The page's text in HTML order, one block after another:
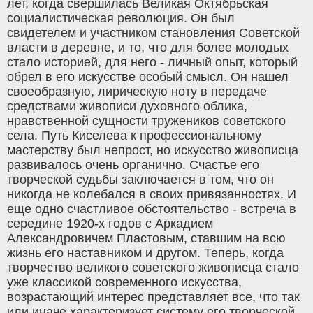
лет, когда свершилась Великая Октябрьская
социалистическая революция. Он был
свидетелем и участником становления Советской
власти в деревне, и то, что для более молодых
стало историей, для него - личный опыт, который
обрел в его искусстве особый смысл. Он нашел
своеобразную, лирическую ноту в передаче
средствами живописи духовного облика,
нравственной сущности тружеников советского
села. Путь Киселева к профессиональному
мастерству был непрост, но искусство живописца
развивалось очень органично. Счастье его
творческой судьбы заключается в том, что он
никогда не колебался в своих привязанностях. И
еще одно счастливое обстоятельство - встреча в
середине 1920-х годов с Аркадием
Александровичем Пластовым, ставшим на всю
жизнь его наставником и другом. Теперь, когда
творчество великого советского живописца стало
уже классикой современного искусства,
возрастающий интерес представляет все, что так